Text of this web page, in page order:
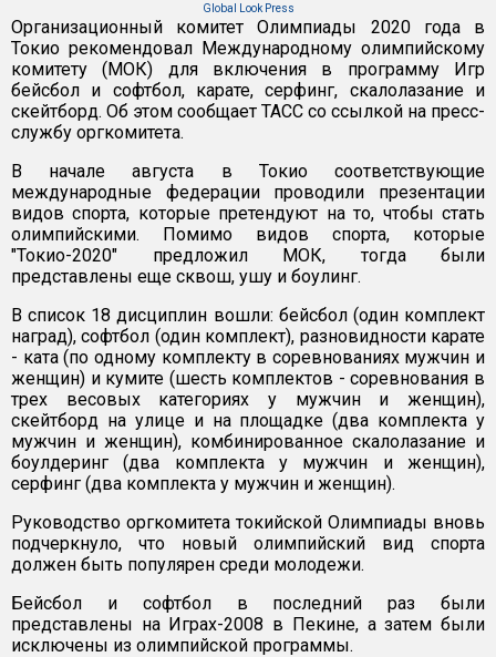
Global Look Press
Организационный комитет Олимпиады 2020 года в
Токио рекомендовал Международному олимпийскому
комитету (МОК) для включения в программу Игр
бейсбол и софтбол, карате, серфинг, скалолазание и
скейтборд. Об этом сообщает ТАСС со ссылкой на пресс-
службу оргкомитета.
В начале августа в Токио соответствующие
международные федерации проводили презентации
видов спорта, которые претендуют на то, чтобы стать
олимпийскими. Помимо видов спорта, которые
"Токио-2020" предложил МОК, тогда были
представлены еще сквош, ушу и боулинг.
В список 18 дисциплин вошли: бейсбол (один комплект
наград), софтбол (один комплект), разновидности карате
- ката (по одному комплекту в соревнованиях мужчин и
женщин) и кумите (шесть комплектов - соревнования в
трех весовых категориях у мужчин и женщин),
скейтборд на улице и на площадке (два комплекта у
мужчин и женщин), комбинированное скалолазание и
боулдеринг (два комплекта у мужчин и женщин),
серфинг (два комплекта у мужчин и женщин).
Руководство оргкомитета токийской Олимпиады вновь
подчеркнуло, что новый олимпийский вид спорта
должен быть популярен среди молодежи.
Бейсбол и софтбол в последний раз были
представлены на Играх-2008 в Пекине, а затем были
исключены из олимпийской программы.